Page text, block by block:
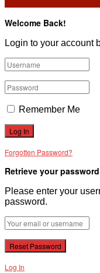
Welcome Back!
Login to your account
Remember Me
Forgotten Password?
Retrieve your password
Please enter your
password.
Log In